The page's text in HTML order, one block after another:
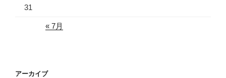
31
« 7月
アーカイブ